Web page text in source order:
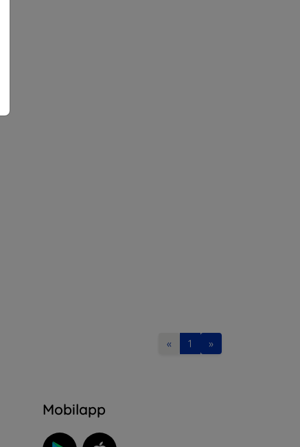
« 1 »
Mobilapp